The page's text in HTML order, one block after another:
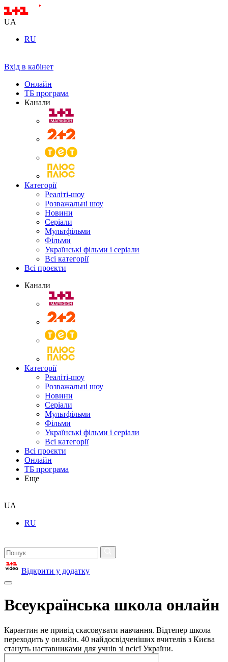
UA
RU
Вхід в кабінет
Онлайн
ТБ програма
Канали
Категорії
Реаліті-шоу
Розважальні шоу
Новини
Серіали
Мультфільми
Фільми
Українські фільми і серіали
Всі категорії
Всі проєкти
Канали
Категорії
Реаліті-шоу
Розважальні шоу
Новини
Серіали
Мультфільми
Фільми
Українські фільми і серіали
Всі категорії
Всі проєкти
Онлайн
ТБ програма
Еще
UA
RU
Відкрити у додатку
Всеукраїнська школа онлайн
Карантин не привід скасовувати навчання. Відтепер школа
переходить у онлайн. 40 найдосвідченіших вчителів з Києва
стануть наставниками для учнів зі всієї України.